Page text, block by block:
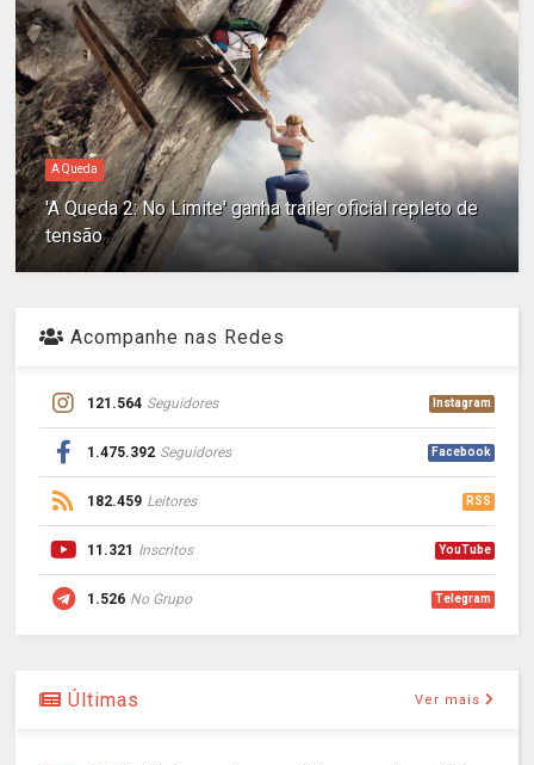
A Queda
'A Queda 2: No Limite' ganha trailer oficial repleto de
tensão
Acompanhe nas Redes
121.564 Seguidores Instagram
1.475.392 Seguidores Facebook
182.459 Leitores RSS
11.321 Inscritos YouTube
1.526 No Grupo Telegram
Últimas Ver mais